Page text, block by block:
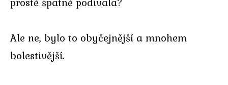
Ale ne, bylo to obyčejnější a mnohem
bolestivější.